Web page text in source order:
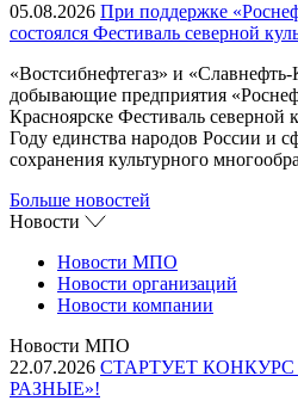
05.08.2026 При поддержке
состоялся Фестиваль северной
«Востсибнефтегаз» и «Славнефть-
добывающие предприятия
Красноярске Фестиваль северной
Году единства народов России и
сохранения культурного
Больше новостей
Новости
Новости МПО
Новости организаций
Новости компании
Новости МПО
22.07.2026 СТАРТУЕТ
РАЗНЫЕ»!